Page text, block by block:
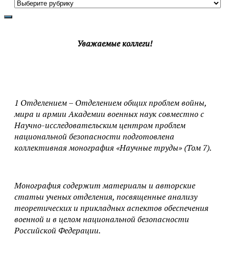
Уважаемые коллеги!
1 Отделением – Отделением общих проблем войны,
мира и армии Академии военных наук совместно с
Научно-исследовательским центром проблем
национальной безопасности подготовлена
коллективная монография «Научные труды» (Том 7).
Монография содержит материалы и авторские
статьи ученых отделения, посвященные анализу
теоретических и прикладных аспектов обеспечения
военной и в целом национальной безопасности
Российской Федерации.